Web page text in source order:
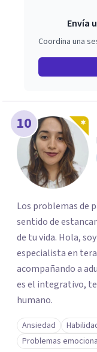
Envía
Coordina una
10
Los problemas de
sentido de
de tu vida. Hola,
especialista en
acompañando a
es el integrativo,
humano.
Ansiedad
Problemas